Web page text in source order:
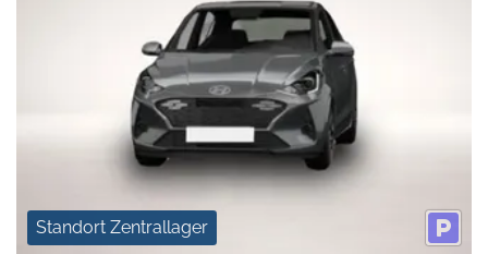
Standort Zentrallager